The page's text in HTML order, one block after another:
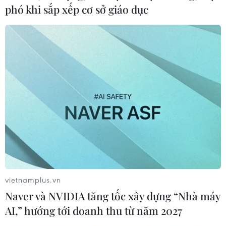
Ca vi phẫu ghép da đầu hiếm gặp
giúp bé gái phục hồi sau 10 năm
06/08/2026 07:15
Việt Nam hướng tới làm
chủ 10 công nghệ lõi vào năm 2030
06/08/2026 04:38
Việt Nam và Lào thúc đẩy hợp tác
khoa học
05/08/2026 23:43
phó khi sắp xếp cơ sở giáo dục
vietnamplus.vn
Naver và NVIDIA tăng tốc xây dựng “Nhà máy
AI,” hướng tới doanh thu từ năm 2027